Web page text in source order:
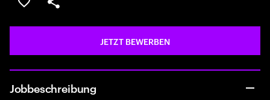
JOB SPEICHERN
Teilen
JETZT BEWERBEN
Jobbeschreibung